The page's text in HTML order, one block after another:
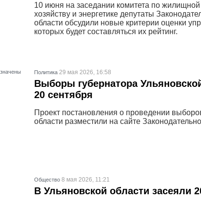
10 июня на заседании комитета по
хозяйству и энергетике депутаты
области обсудили новые критерии оценки
которых будет составляться их рейтинг.
Политика 29 мая 2026, 16:58
Выборы губернатора
20 сентября
Проект постановления о проведении
области разместили на сайте
Общество 8 мая 2026, 11:21
В Ульяновской области засеяли